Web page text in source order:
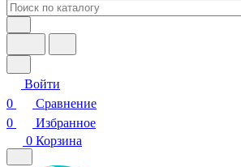
Войти
0
Сравнение
0
Избранное
0 Корзина